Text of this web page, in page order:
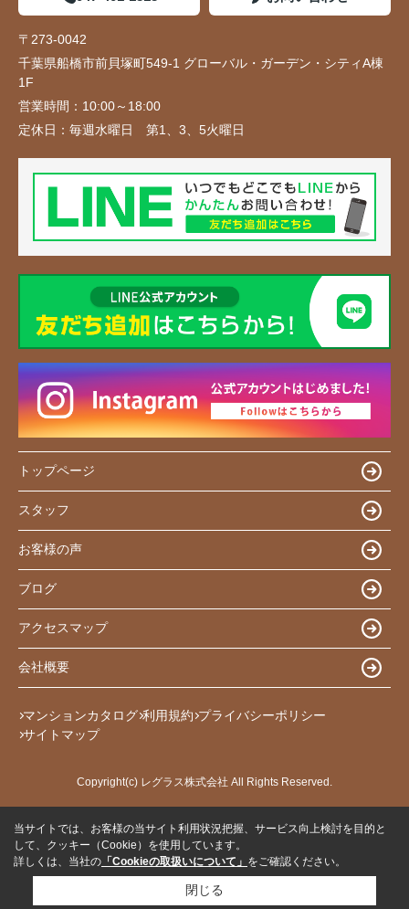
〒273-0042
千葉県船橋市前貝塚町549-1 グローバル・ガーデン・シティA棟
1F
営業時間： 10:00～18:00
定休日： 毎週水曜日 第1、3、5火曜日
トップページ
スタッフ
お客様の声
ブログ
アクセスマップ
会社概要
マンションカタログ 利用規約 プライバシーポリシー
サイトマップ
Copyright(c) レグラス株式会社 All Rights Reserved.
当サイトでは、お客様の当サイト利用状況把握、サービス向上検討を目的と
して、クッキー（Cookie）を使用しています。
詳しくは、当社の 「Cookieの取扱いについて」 をご確認ください。
閉じる